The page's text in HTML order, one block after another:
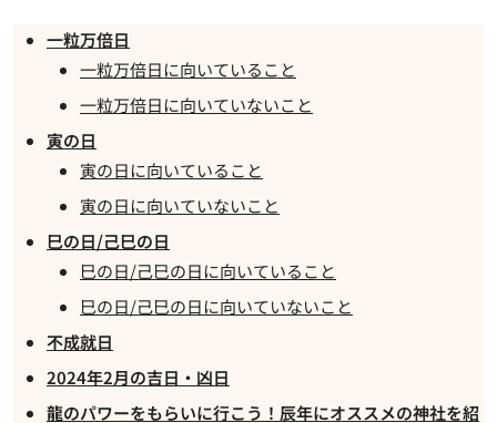
一粒万倍日
一粒万倍日に向いていること
一粒万倍日に向いていないこと
寅の日
寅の日に向いていること
寅の日に向いていないこと
巳の日/己巳の日
巳の日/己巳の日に向いていること
巳の日/己巳の日に向いていないこと
不成就日
2024年2月の吉日・凶日
龍のパワーをもらいに行こう！辰年にオススメの神社を紹